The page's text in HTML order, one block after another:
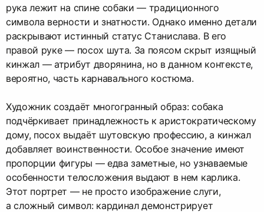
рука лежит на спине собаки — традиционного
символа верности и знатности. Однако именно детали
раскрывают истинный статус Станислава. В его
правой руке — посох шута. За поясом скрыт изящный
кинжал — атрибут дворянина, но в данном контексте,
вероятно, часть карнавального костюма.
Художник создаёт многогранный образ: собака
подчёркивает принадлежность к аристократическому
дому, посох выдаёт шутовскую профессию, а кинжал
добавляет воинственности. Особое значение имеют
пропорции фигуры — едва заметные, но узнаваемые
особенности телосложения выдают в нем карлика.
Этот портрет — не просто изображение слуги,
а сложный символ: кардинал демонстрирует